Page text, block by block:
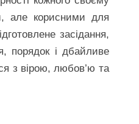
але корисними для
засідання,
порядок і дбайливе
з вірою, любов’ю та